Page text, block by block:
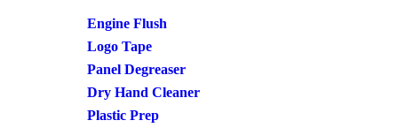
Engine Flush
Logo Tape
Panel Degreaser
Dry Hand Cleaner
Plastic Prep